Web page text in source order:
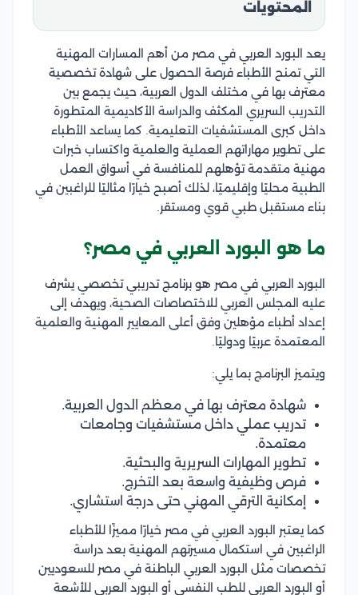
المحتويات
يعد البورد العربي في مصر من أهم المسارات المهنية
التي تمنح الأطباء فرصة الحصول على شهادة تخصصية
معترف بها في مختلف الدول العربية، حيث يجمع بين
التدريب السريري المكثف والدراسة الأكاديمية المتطورة
داخل كبرى المستشفيات التعليمية. كما يساعد الأطباء
على تطوير مهاراتهم العملية والعلمية واكتساب خبرات
مهنية متقدمة تؤهلهم للمنافسة في أسواق العمل
الطبية محليًا وإقليميًا، لذلك أصبح خيارًا مثاليًا للراغبين في
بناء مستقبل طبي قوي ومستقر.
ما هو البورد العربي في مصر؟
البورد العربي في مصر هو برنامج تدريبي تخصصي يشرف
عليه المجلس العربي للاختصاصات الصحية، ويهدف إلى
إعداد أطباء مؤهلين وفق أعلى المعايير المهنية والعلمية
المعتمدة عربيًا ودوليًا.
ويتميز البرنامج بما يلي:
شهادة معترف بها في معظم الدول العربية.
تدريب عملي داخل مستشفيات وجامعات
معتمدة.
تطوير المهارات السريرية والبحثية.
فرص وظيفية واسعة بعد التخرج.
إمكانية الترقي المهني حتى درجة استشاري.
كما يعتبر البورد العربي في مصر خيارًا مميزًا للأطباء
الراغبين في استكمال مسيرتهم المهنية بعد دراسة
تخصصات مثل البورد العربي الباطنة في مصر للسعوديين
أو البورد العربي للطب النفسي أو البورد العربي للأشعة